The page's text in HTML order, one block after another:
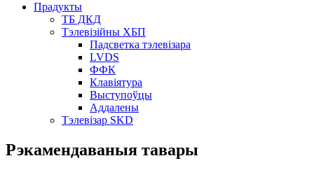
Прадукты
ТБ ДКД
Тэлевізійны ХБП
Падсветка тэлевізара
LVDS
ФФК
Клавіятура
Выступоўцы
Аддалены
Тэлевізар SKD
Рэкамендаваныя тавары